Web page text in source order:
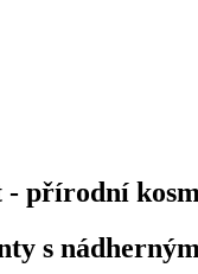
- přírodní
s